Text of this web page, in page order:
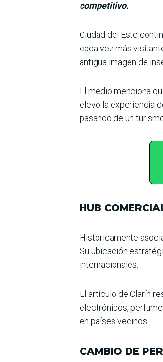
competitivo.
Ciudad del Este
cada vez más
antigua imagen de
El medio menciona
elevó la experiencia
pasando de un
HUB
Históricamente
Su ubicación
inter­nacionales.
El artículo de Clarín
electrónicos,
en países vecinos.
CAMBIO DE